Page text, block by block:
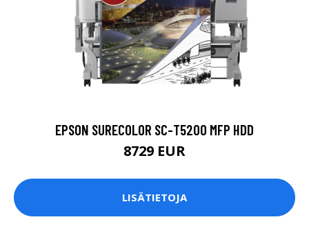
EPSON SURECOLOR SC-T5200 MFP HDD
8729 EUR
LISÄTIETOJA